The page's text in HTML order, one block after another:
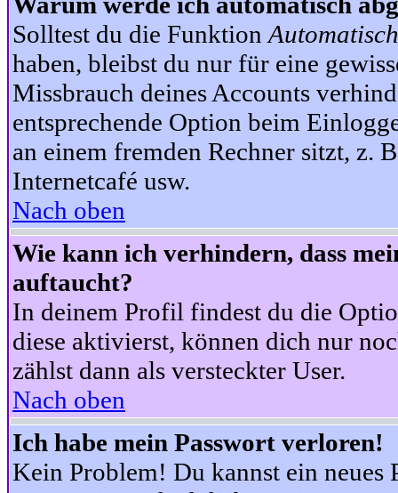
Solltest du die Funktion
haben, bleibst du nur für eine
Missbrauch deines Accounts
entsprechende Option beim
an einem fremden Rechner sitzt, z.
Internetcafé usw.
Nach oben
Wie kann ich verhindern, dass
auftaucht?
In deinem Profil findest du die
diese aktivierst, können dich nur
zählst dann als versteckter User.
Nach oben
Ich habe mein Passwort verloren!
Kein Problem! Du kannst ein neues